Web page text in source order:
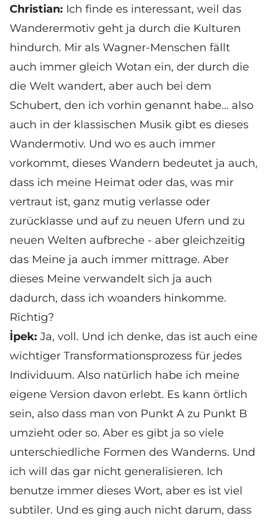
Christian: Ich finde es interessant, weil das
Wanderermotiv geht ja durch die Kulturen
hindurch. Mir als Wagner-Menschen fällt
auch immer gleich Wotan ein, der durch die
die Welt wandert, aber auch bei dem
Schubert, den ich vorhin genannt habe… also
auch in der klassischen Musik gibt es dieses
Wandermotiv. Und wo es auch immer
vorkommt, dieses Wandern bedeutet ja auch,
dass ich meine Heimat oder das, was mir
vertraut ist, ganz mutig verlasse oder
zurücklasse und auf zu neuen Ufern und zu
neuen Welten aufbreche - aber gleichzeitig
das Meine ja auch immer mittrage. Aber
dieses Meine verwandelt sich ja auch
dadurch, dass ich woanders hinkomme.
Richtig?
İpek: Ja, voll. Und ich denke, das ist auch eine
wichtiger Transformationsprozess für jedes
Individuum. Also natürlich habe ich meine
eigene Version davon erlebt. Es kann örtlich
sein, also dass man von Punkt A zu Punkt B
umzieht oder so. Aber es gibt ja so viele
unterschiedliche Formen des Wanderns. Und
ich will das gar nicht generalisieren. Ich
benutze immer dieses Wort, aber es ist viel
subtiler. Und es ging auch nicht darum, dass